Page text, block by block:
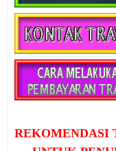
REKOMENDASI